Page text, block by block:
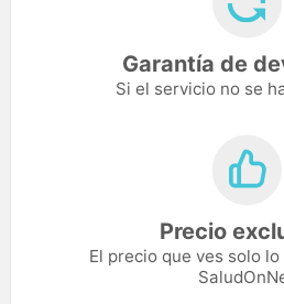
Garantía de
Si el servicio no se
Precio
El precio que ves solo